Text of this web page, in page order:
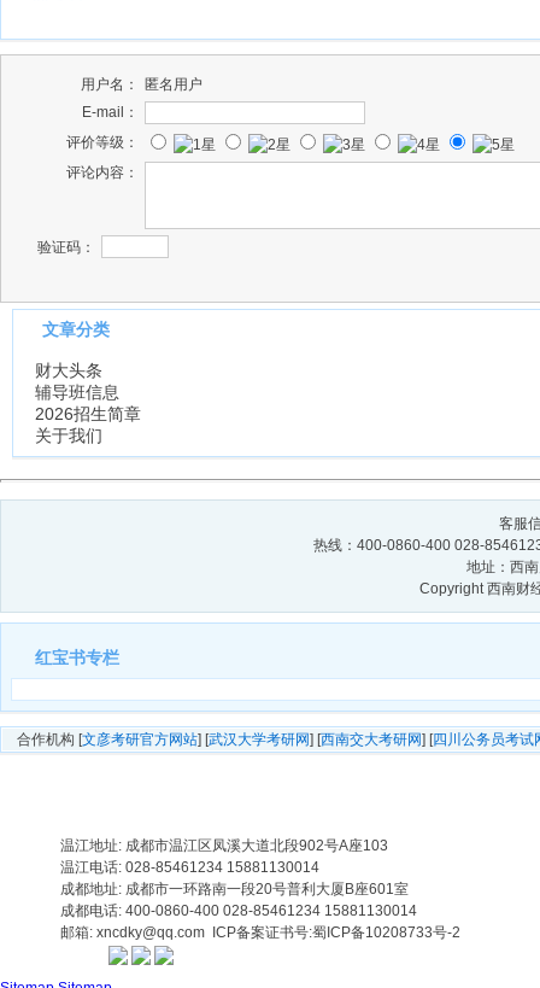
用户名：
匿名用户
E-mail：
评价等级：
评论内容：
验证码：
文章分类
财大头条
辅导班信息
2026招生简章
关于我们
客服
热线：400-0860-400 028-
地址：西
Copyright 西南财
红宝书专栏
合作机构 [文彦考研官方网站] [武汉大学考研网] [西南交大考研网] [四川公务员考试
温江地址: 成都市温江区凤溪大道北段902号A座103
温江电话: 028-85461234 15881130014
成都地址: 成都市一环路南一段20号普利大厦B座601室
成都电话: 400-0860-400 028-85461234 15881130014
邮箱: xncdky@qq.com ICP备案证书号:蜀ICP备10208733号-2